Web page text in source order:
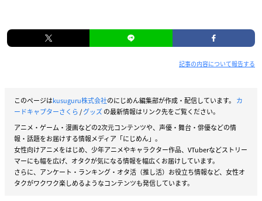
記事の内容について報告する
このページはkusuguru株式会社のにじめん編集部が作成・配信しています。 カ
ードキャプターさくら/グッズの最新情報はリンク先をご覧ください。
アニメ・ゲーム・漫画などの2次元コンテンツや、声優・舞台・俳優などの情
報・話題をお届けする情報メディア「にじめん」。
女性向けアニメをはじめ、少年アニメやキャラクター作品、VTuberなどストリー
マーにも幅を広げ、オタクが気になる情報を幅広くお届けしています。
さらに、アンケート・ランキング・オタ活（推し活）お役立ち情報など、女性オ
タクがワクワク楽しめるようなコンテンツも発信しています。